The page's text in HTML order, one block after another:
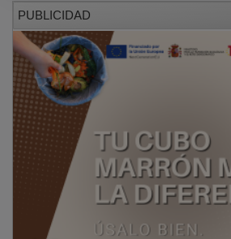
PUBLICIDAD